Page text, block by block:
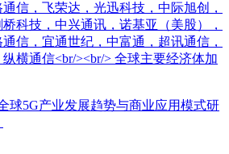
信，飞荣达，光迅科技，中际旭创，
科技，中兴通讯，诺基亚（美股），
信，宜通世纪，中富通，超讯通信，
横通信<br/><br/> 全球主要经济体加